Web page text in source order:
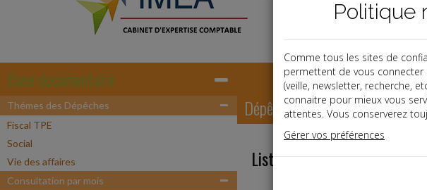
Base documentaire
Thémes des Dépêches
Fiscal TPE
Social
Vie des affaires
Consultation par mois
Dépêches
Liste des dernières dépêches
Politique
Comme tous les sites de
permettent de vous connecter
(veille, newsletter, recherche,
connaitre pour mieux vous
attentes. Vous conserverez
Gérer vos préférences